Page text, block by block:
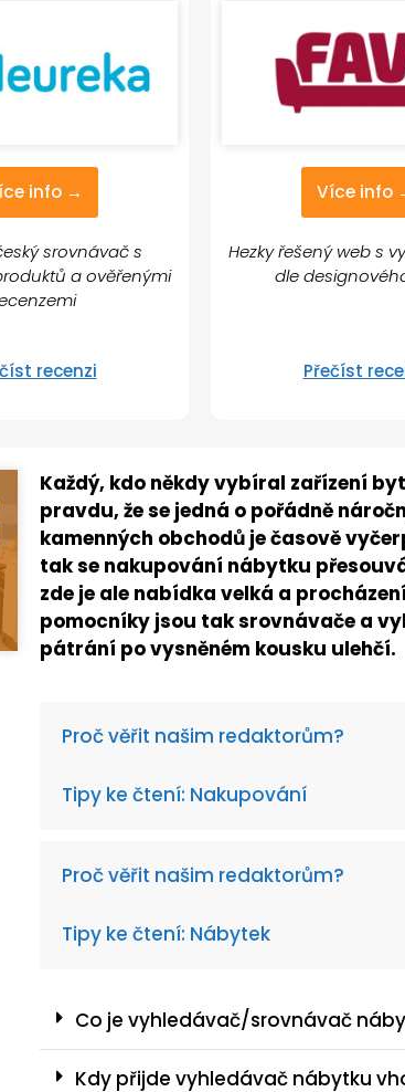
info →
srovnávač s
a ověřenými
recenzi
Více info
Hezky řešený web s
dle
Přečíst
Každý, kdo někdy vybíral zařízení
pravdu, že se jedná o pořádně
kamenných obchodů je časově
tak se nakupování nábytku
zde je ale nabídka velká a
pomocníky jsou tak srovnávače a
pátrání po vysněném kousku ulehčí.
Proč věřit našim redaktorům?
Tipy ke čtení: Nakupování
Proč věřit našim redaktorům?
Tipy ke čtení: Nábytek
Co je vyhledávač/srovnávač
Kdy přijde vyhledávač nábytku